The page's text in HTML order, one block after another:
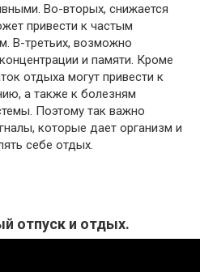
Во-вторых, снижается
привести к частым
В-третьих, возможно
и памяти. Кроме
отдыха могут привести к
а также к болезням
Поэтому так важно
которые дает организм и
себе отдых.
отпуск и отдых.